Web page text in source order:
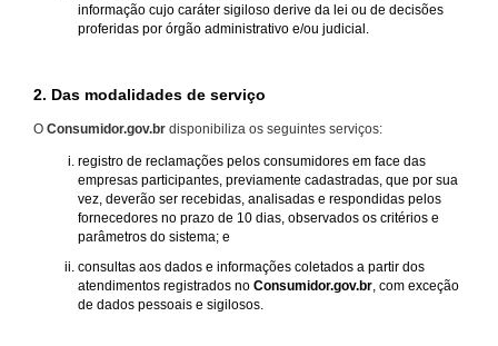
informação cujo caráter sigiloso derive da lei ou de decisões
proferidas por órgão administrativo e/ou judicial.
2. Das modalidades de serviço
O Consumidor.gov.br disponibiliza os seguintes serviços:
registro de reclamações pelos consumidores em face das
empresas participantes, previamente cadastradas, que por sua
vez, deverão ser recebidas, analisadas e respondidas pelos
fornecedores no prazo de 10 dias, observados os critérios e
parâmetros do sistema; e
consultas aos dados e informações coletados a partir dos
atendimentos registrados no Consumidor.gov.br , com exceção
de dados pessoais e sigilosos.